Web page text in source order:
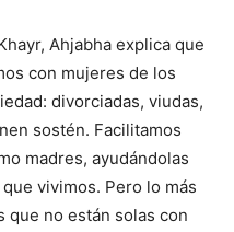
Ahjabha explica que
con mujeres de los
divorciadas, viudas,
sostén. Facilitamos
madres, ayudándolas
vivimos. Pero lo más
que no están solas con